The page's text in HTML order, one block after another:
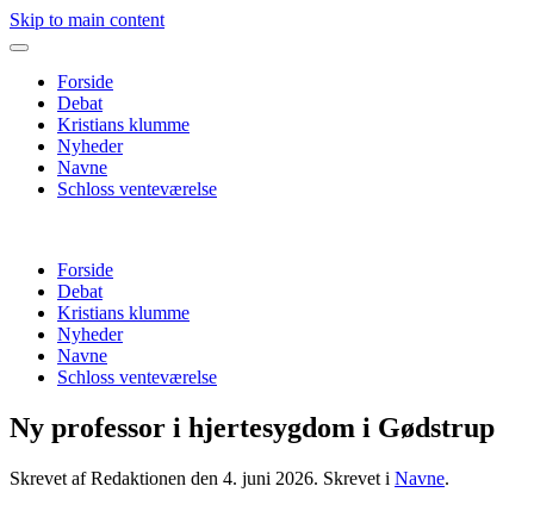
Skip to main content
Forside
Debat
Kristians klumme
Nyheder
Navne
Schloss venteværelse
Forside
Debat
Kristians klumme
Nyheder
Navne
Schloss venteværelse
Ny professor i hjertesygdom i Gødstrup
Skrevet af Redaktionen den 4. juni 2026. Skrevet i Navne.